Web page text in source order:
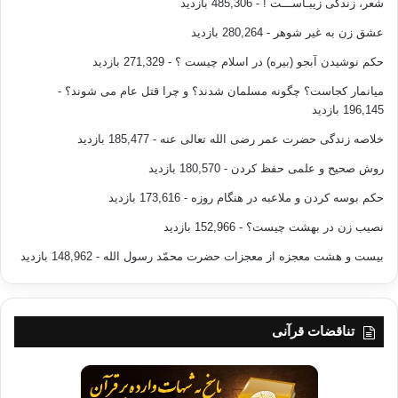
اگر چه عقل بیدار است،آن از حیّ قــــیّوم اسـت
اگر چه ســـگ نگـــهبان است،تأثـــیر شبانــستی
چو سگ آن از شبان بیند،زیانـش جمله سودستی
چو سگ خود را شبان بیند،همه سودش زیانستی!
شعر، زندگی زیبـاســـت ! - 485,306 بازدید
عشق زن به غیر شوهر - 280,264 بازدید
حکم نوشیدن آبجو (بیره) در اسلام چیست ؟ - 271,329 بازدید
میانمار کجاست؟ چگونه مسلمان شدند؟ و چرا قتل عام می شوند؟ -
196,145 بازدید
خلاصه زندگی حضرت عمر رضی الله تعالی عنه - 185,477 بازدید
روش صحیح و علمی حفظ کردن - 180,570 بازدید
حکم بوسه کردن و ملاعبه در هنگام روزه - 173,616 بازدید
نصیب زن در بهشت چیست؟ - 152,966 بازدید
بیست و هشت معجزه از معجزات حضرت محمّد رسول الله - 148,962 بازدید
تناقضات قرآنی